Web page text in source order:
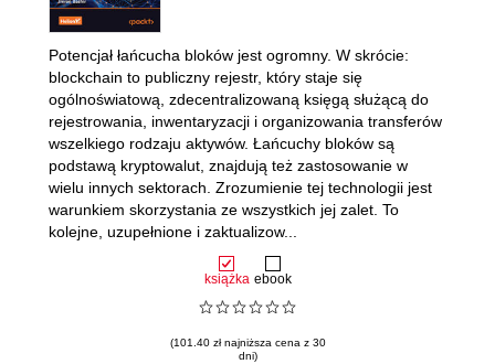
książka ebook
(101.40 zł najniższa cena z 30
dni)
Potencjał łańcucha bloków jest ogromny. W skrócie:
blockchain to publiczny rejestr, który staje się
ogólnoświatową, zdecentralizowaną księgą służącą do
rejestrowania, inwentaryzacji i organizowania transferów
wszelkiego rodzaju aktywów. Łańcuchy bloków są
podstawą kryptowalut, znajdują też zastosowanie w
wielu innych sektorach. Zrozumienie tej technologii jest
warunkiem skorzystania ze wszystkich jej zalet. To
kolejne, uzupełnione i zaktualizow...